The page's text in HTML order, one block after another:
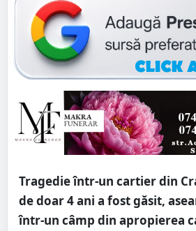
Tragedie într-un cartier din
de doar 4 ani a fost găsit,
într-un câmp din apropierea